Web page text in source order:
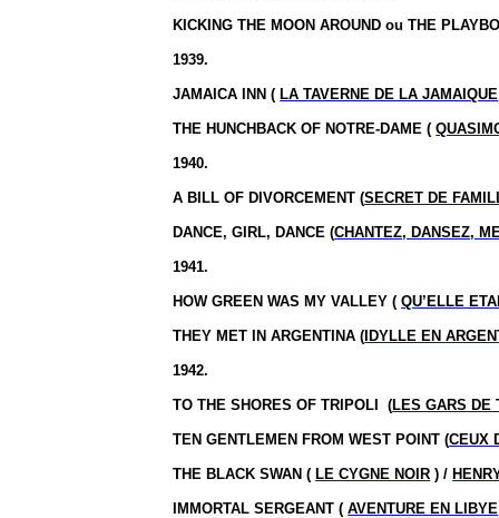
KICKING THE MOON AROUNDou THE
1939.
JAMAICA INN ( LA TAVERNE DE LA JAMAIQUE
THE HUNCHBACK OF NOTRE-DAME (
1940.
A BILL OF DIVORCEMENT (SECRET DE
DANCE, GIRL, DANCE (CHANTEZ, DANSEZ,
1941.
HOW GREEN WAS MY VALLEY (QU’ELLE
THEY MET IN ARGENTINA ( IDYLLE EN
1942.
TO THE SHORES OF TRIPOLI (LES GARS DE
TEN GENTLEMEN FROM WEST POINT (CEUX
THE BLACK SWAN ( LE CYGNE NOIR ) /
IMMORTAL SERGEANT (AVENTURE EN LIBYE